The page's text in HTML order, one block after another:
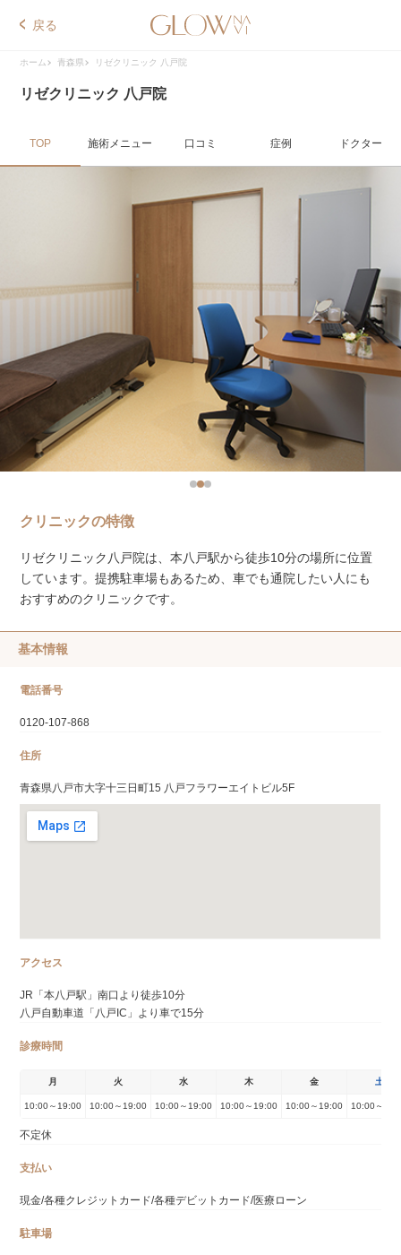
戻る
ホーム 青森県 リゼクリニック 八戸院
リゼクリニック 八戸院
TOP 施術メニュー 口コミ 症例 ドクター
クリニックの特徴
リゼクリニック八戸院は、本八戸駅から徒歩10分の場所に位置
しています。提携駐車場もあるため、車でも通院したい人にも
おすすめのクリニックです。
基本情報
電話番号
0120-107-868
住所
青森県八戸市大字十三日町15 八戸フラワーエイトビル5F
アクセス
JR「本八戸駅」南口より徒歩10分
八戸自動車道「八戸IC」より車で15分
診療時間
月 火 水 木 金 土
10:00～19:00 10:00～19:00 10:00～19:00 10:00～19:00 10:00～19:00 10:00～
不定休
支払い
現金/各種クレジットカード/各種デビットカード/医療ローン
駐車場